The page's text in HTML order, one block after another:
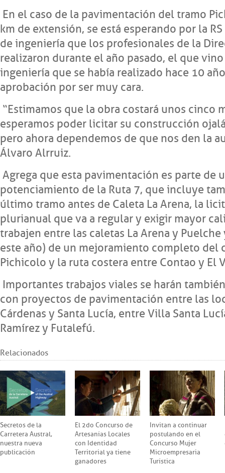
En el caso de la pavimentación del tramo
km de extensión, se está esperando por la
de ingeniería que los profesionales de la
realizaron durante el año pasado, el que
ingeniería que se había realizado hace 10
aprobación por ser muy cara.
“Estimamos que la obra costará unos cinco
esperamos poder licitar su construcción
pero ahora dependemos de que nos den la
Álvaro Alrruiz.
Agrega que esta pavimentación es parte de
potenciamiento de la Ruta 7, que incluye
último tramo antes de Caleta La Arena, la
plurianual que va a regular y exigir mayor
trabajen entre las caletas La Arena y
este año) de un mejoramiento completo del
Pichicolo y la ruta costera entre Contao y El
Importantes trabajos viales se harán
con proyectos de pavimentación entre las
Cárdenas y Santa Lucía, entre Villa Santa
Ramírez y Futalefú.
Relacionados
Secretos de la
Carretera Austral,
nuestra nueva
publicación
El 2do Concurso de
Artesanías Locales
con Identidad
Territorial ya tiene
ganadores
Invitan a continuar
postulando en el
Concurso Mujer
Microempresaria
Turística